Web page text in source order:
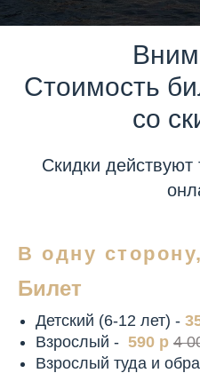
Стоимость
со
Скидки действуют
В одну
Билет
Детский (6-12 лет) -
Взрослый - 590 р 4
Взрослый туда и